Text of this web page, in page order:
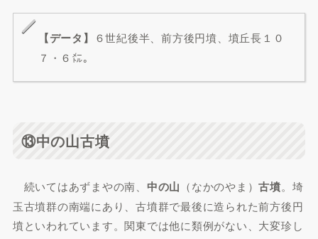
【データ】 ６世紀後半、前方後円墳、墳丘長１０
７・６㍍。
⑬中の山古墳
続いてはあずまやの南、 中の山 （なかのやま）古墳。埼
玉古墳群の南端にあり、古墳群で最後に造られた前方後円
墳といわれています。関東では他に類例がない、大変珍し